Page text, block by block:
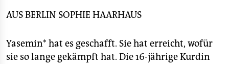
verlag
shop
AUS BERLIN SOPHIE HAARHAUS
Yasemin* hat es geschafft. Sie hat erreicht, wofür
sie so lange gekämpft hat. Die 16-jährige Kurdin